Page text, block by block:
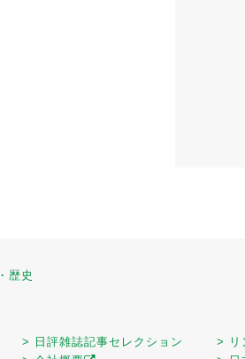
・歴史
> 日評雑誌記事セレクション
> リ